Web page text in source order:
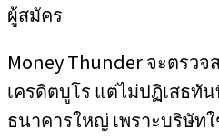
ผู้สมัคร
Money Thunder จะตรว
เครดิตบูโร แต่ไม่ปฏิเสธทั
ธนาคารใหญ่ เพราะบริษัท